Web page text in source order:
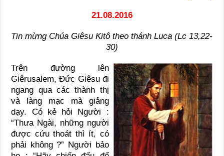
21.08.2016
Tin mừng Chúa Giêsu Kitô theo thánh Luca (Lc 13,22-
30)
Trên đường lên
Giêrusalem, Đức Giêsu đi
ngang qua các thành thị
và làng mạc mà giảng
dạy. Có kẻ hỏi Người :
“Thưa Ngài, những người
được cứu thoát thì ít, có
phải không ?” Người bảo